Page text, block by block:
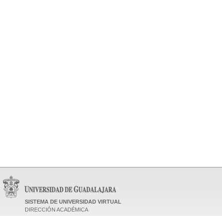
SISTEMA DE UNIVERSIDAD VIRTUAL
DIRECCIÓN ACADÉMICA